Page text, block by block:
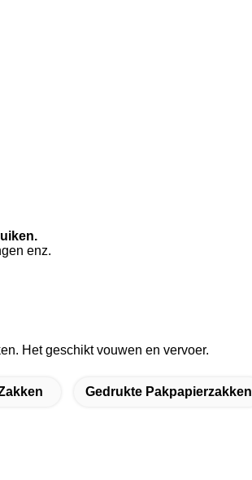
enz.
Het geschikt vouwen en vervoer.
Gedrukte Pakpapierzakken